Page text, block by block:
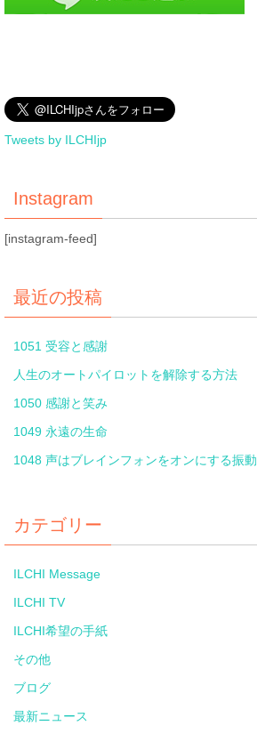
Tweets by ILCHIjp
Instagram
[instagram-feed]
最近の投稿
1051 受容と感謝
人生のオートパイロットを解除する方法
1050 感謝と笑み
1049 永遠の生命
1048 声はブレインフォンをオンにする振動
カテゴリー
ILCHI Message
ILCHI TV
ILCHI希望の手紙
その他
ブログ
最新ニュース